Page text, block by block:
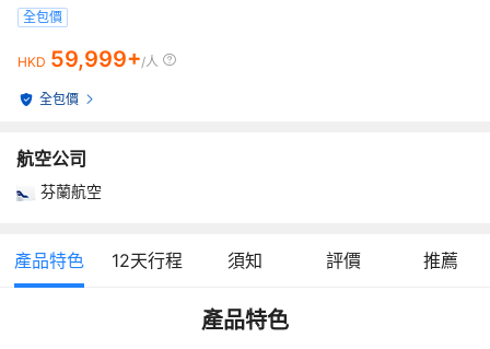
全包價
HKD 59,999+/人
全包價
航空公司
芬蘭航空
產品特色 12天行程 須知 評價 推薦
產品特色